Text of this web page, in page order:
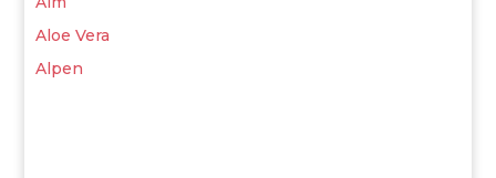
Aloe Vera
Alpen